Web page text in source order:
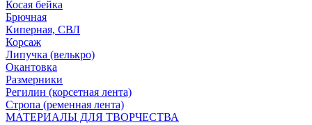
Косая бейка
Брючная
Киперная, СВЛ
Корсаж
Липучка (велькро)
Окантовка
Размерники
Регилин (корсетная лента)
Стропа (ременная лента)
МАТЕРИАЛЫ ДЛЯ ТВОРЧЕСТВА